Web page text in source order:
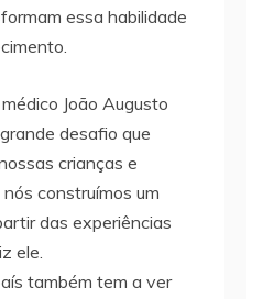
essa habilidade
João Augusto
desafio que
crianças e
construímos um
das experiências
ele.
também tem a ver